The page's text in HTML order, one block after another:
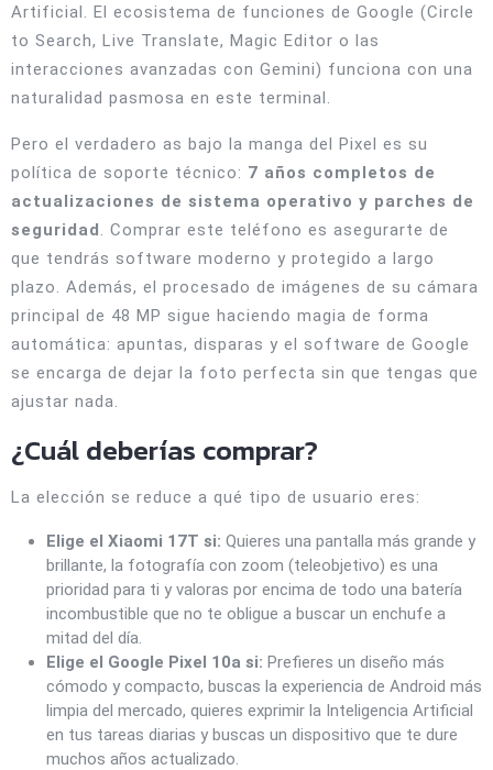
Artificial. El ecosistema de funciones de Google (Circle
to Search, Live Translate, Magic Editor o las
interacciones avanzadas con Gemini) funciona con una
naturalidad pasmosa en este terminal.
Pero el verdadero as bajo la manga del Pixel es su
política de soporte técnico: 7 años completos de
actualizaciones de sistema operativo y parches de
seguridad. Comprar este teléfono es asegurarte de
que tendrás software moderno y protegido a largo
plazo. Además, el procesado de imágenes de su cámara
principal de 48 MP sigue haciendo magia de forma
automática: apuntas, disparas y el software de Google
se encarga de dejar la foto perfecta sin que tengas que
ajustar nada.
¿Cuál deberías comprar?
La elección se reduce a qué tipo de usuario eres:
Elige el Xiaomi 17T si: Quieres una pantalla más grande y
brillante, la fotografía con zoom (teleobjetivo) es una
prioridad para ti y valoras por encima de todo una batería
incombustible que no te obligue a buscar un enchufe a
mitad del día.
Elige el Google Pixel 10a si: Prefieres un diseño más
cómodo y compacto, buscas la experiencia de Android más
limpia del mercado, quieres exprimir la Inteligencia Artificial
en tus tareas diarias y buscas un dispositivo que te dure
muchos años actualizado.